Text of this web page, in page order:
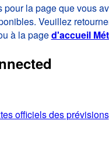
pour la page que vous
Veuillez
à la paged'accueil
officiels des prévisions